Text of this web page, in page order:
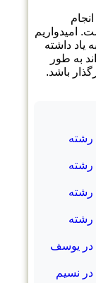
امیدواریم
یاد داشته
به طور
باشد.
رشته
رشته
رشته
رشته
در یوسف
در نسیم